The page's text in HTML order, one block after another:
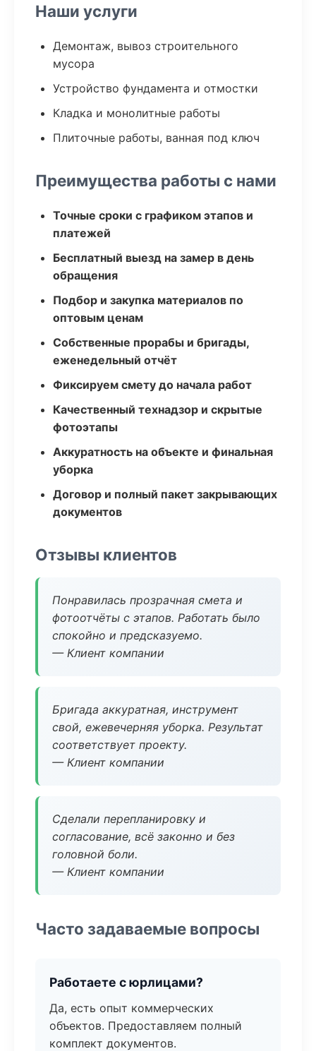
Наши услуги
Демонтаж, вывоз строительного
мусора
Устройство фундамента и отмостки
Кладка и монолитные работы
Плиточные работы, ванная под ключ
Преимущества работы с нами
Точные сроки с графиком этапов и
платежей
Бесплатный выезд на замер в день
обращения
Подбор и закупка материалов по
оптовым ценам
Собственные прорабы и бригады,
еженедельный отчёт
Фиксируем смету до начала работ
Качественный технадзор и скрытые
фотоэтапы
Аккуратность на объекте и финальная
уборка
Договор и полный пакет закрывающих
документов
Отзывы клиентов
Понравилась прозрачная смета и
фотоотчёты с этапов. Работать было
спокойно и предсказуемо.
— Клиент компании
Бригада аккуратная, инструмент
свой, ежевечерняя уборка. Результат
соответствует проекту.
— Клиент компании
Сделали перепланировку и
согласование, всё законно и без
головной боли.
— Клиент компании
Часто задаваемые вопросы
Работаете с юрлицами?
Да, есть опыт коммерческих
объектов. Предоставляем полный
комплект документов.